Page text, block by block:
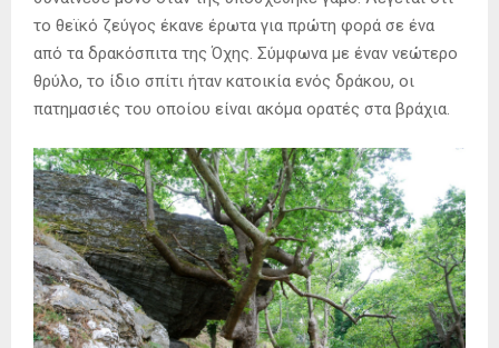
το θεϊκό ζεύγος έκανε έρωτα για πρώτη φορά σε ένα
από τα δρακόσπιτα της Όχης. Σύμφωνα με έναν νεώτερο
θρύλο, το ίδιο σπίτι ήταν κατοικία ενός δράκου, οι
πατημασιές του οποίου είναι ακόμα ορατές στα βράχια.